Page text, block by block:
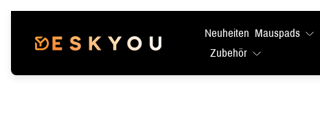
Laden-
Logo"
Neuheiten Mauspads
Zubehör